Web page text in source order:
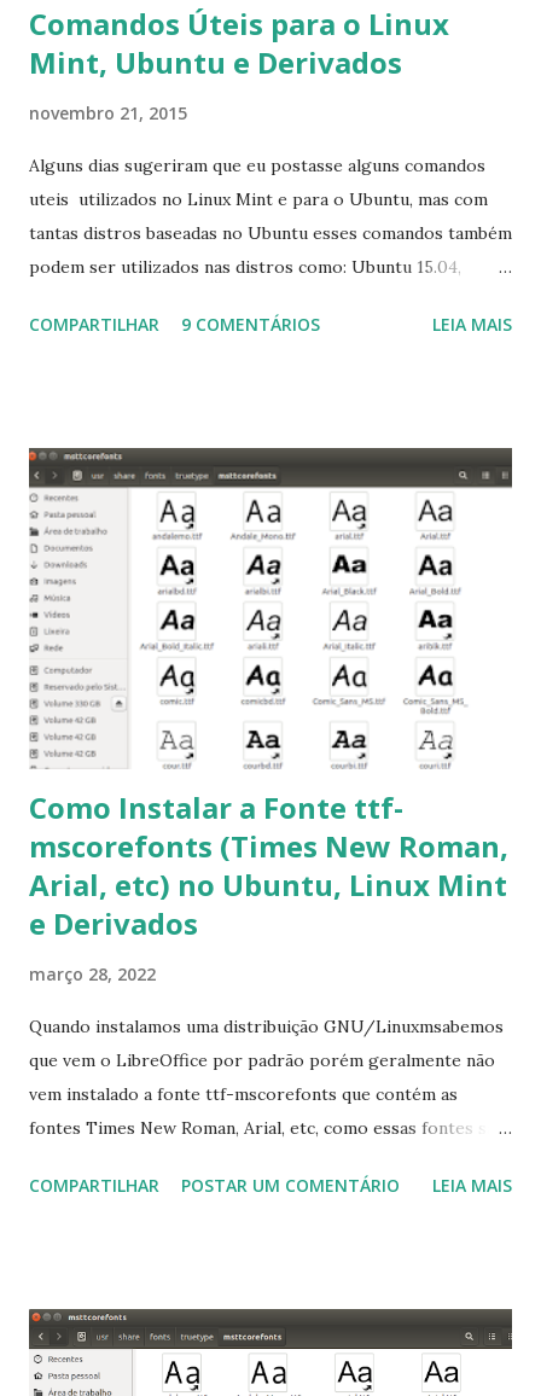
Comandos Úteis para o Linux
Mint, Ubuntu e Derivados
novembro 21, 2015
Alguns dias sugeriram que eu postasse alguns comandos
uteis utilizados no Linux Mint e para o Ubuntu, mas com
tantas distros baseadas no Ubuntu esses comandos também
podem ser utilizados nas distros como: Ubuntu 15.04,
Linux Mint 17, Pinguy OS 14.04, Elementary OS 0.3, Deepin
para usuários iniciantes... 1- Atualizar a lista de pacotes: $
sudo apt-get update 2- Atualizar toda a distro: $ sudo apt-
get -f dist-upgrade ou update-manager -d -c 3- Instalar
pacotes: $ sudo apt-get install [nome do pacote] 4-
Procurar arquivos corrompidos: $ sudo apt-get check 5-
Corrigir problemas de dependências, concluir instalação de
pacotes pendentes e outros erros: $ sudo apt-get -f install
6- Se o comando sudo apt-get -f install nã...
COMPARTILHAR 9 COMENTÁRIOS LEIA MAIS
Como Instalar a Fonte ttf-
mscorefonts (Times New Roman,
Arial, etc) no Ubuntu, Linux Mint
e Derivados
março 28, 2022
Quando instalamos uma distribuição GNU/Linuxmsabemos
que vem o LibreOffice por padrão porém geralmente não
vem instalado a fonte ttf-mscorefonts que contém as
fontes Times New Roman, Arial, etc, como essas fontes são
a Associação Brasileira de Normas Técnicas (ABNT), exige
que contém essas fontes. Ao instalar o GNU/Linux abra o
terminal e execute o comando: $ sudo apt-get install ttf-
COMPARTILHAR POSTAR UM COMENTÁRIO LEIA MAIS